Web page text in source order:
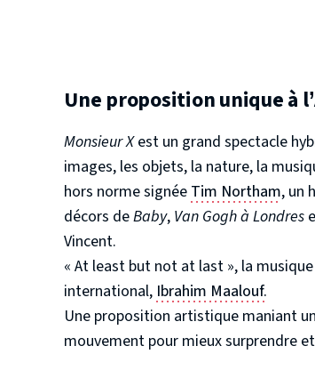
Une proposition unique à
Monsieur Xest un grand spectacle
images, les objets, la nature, la
hors norme signée Tim Northam, un
décors deBaby, Van Gogh à Londres
Vincent.
« At least but not at last », la
international, Ibrahim Maalouf.
Une proposition artistique maniant
mouvement pour mieux surprendre